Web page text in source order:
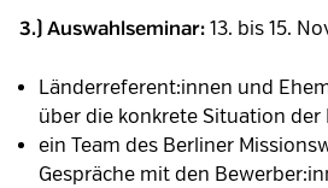
3.) Auswahlseminar: 13. bis 15.
Länderreferent:innen und
über die konkrete Situation der
ein Team des Berliner
Gespräche mit den